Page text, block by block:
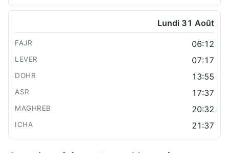
Lundi 31 Août
06:12
07:17
13:55
17:37
20:32
21:37